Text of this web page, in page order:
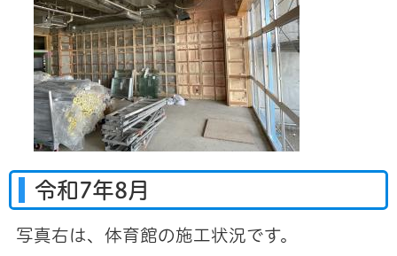
令和7年8月
写真右は、体育館の施工状況です。